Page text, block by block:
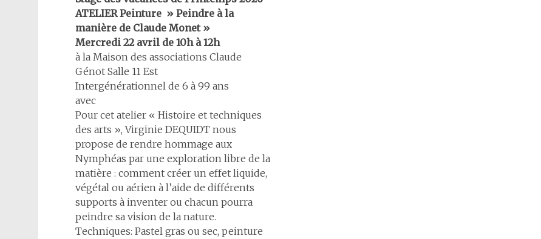
ATELIER Peinture » Peindre à la
manière de Claude Monet »
Mercredi 22 avril de 10h à 12h
à la Maison des associations Claude
Génot Salle 11 Est
Intergénérationnel de 6 à 99 ans
avec
Pour cet atelier « Histoire et techniques
des arts », Virginie DEQUIDT nous
propose de rendre hommage aux
Nymphéas par une exploration libre de la
matière : comment créer un effet liquide,
végétal ou aérien à l’aide de différents
supports à inventer ou chacun pourra
peindre sa vision de la nature.
Techniques: Pastel gras ou sec, peinture